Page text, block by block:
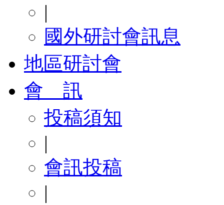
|
國外研討會訊息
地區研討會
會 訊
投稿須知
|
會訊投稿
|